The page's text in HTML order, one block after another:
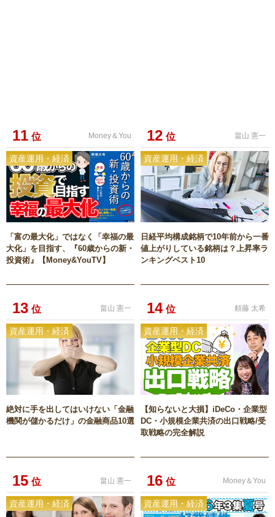
11 位
資産運用・経済
Money＆You
「富の最大化」ではなく「幸福の最
大化」を目指す、『60歳からの新・
投資術』【Money&YouTV】
12 位
資産運用・経済
畠山 憲一
日経平均構成銘柄で10年前から一番
値上がりしている銘柄は？上昇率ラ
ンキングベスト10
13 位
資産運用・経済
畠山 憲一
絶対に手を出してはいけない「金融
機関が儲かるだけ」の金融商品10選
14 位
資産運用・経済
頼藤 太希
【知らないと大損】iDeCo・企業型
DC・小規模企業共済の出口戦略/受
取戦略の完全解説
15 位
資産運用・経済
畠山 憲一 16 位
資産運用・経済
Money＆You